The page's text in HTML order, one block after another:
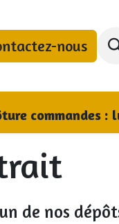
Où nous
nous
commandes :
de nos